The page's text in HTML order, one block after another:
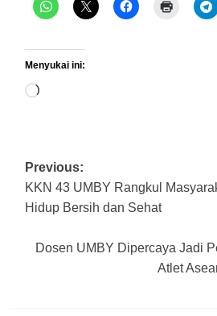
Menyukai ini:
Memuat...
Post
navigation
Previous:
KKN 43 UMBY Rangkul
Hidup Bersih dan Sehat
Dosen UMBY Dipercaya Jadi
Atlet